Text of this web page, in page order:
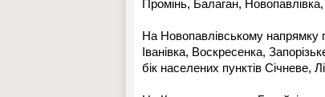
Промінь, Балаган,
На Новопавлівському напрямку
Іванівка, Воскресенка,
бік населених пунктів Січневе,